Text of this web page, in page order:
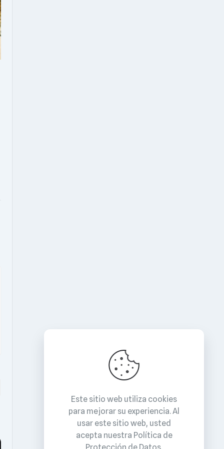
Este sitio web utiliza cookies
para mejorar su experiencia. Al
usar este sitio web, usted
acepta nuestra Política de